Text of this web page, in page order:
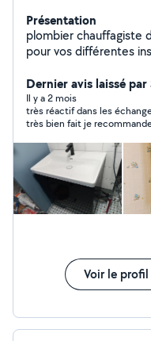
Présentation
plombier chauffagiste
pour vos différentes installations et dépannages et aussi
Dernier avis laissé
Il y a 2 mois
très réactif dans les
très bien fait je
Voir le profil